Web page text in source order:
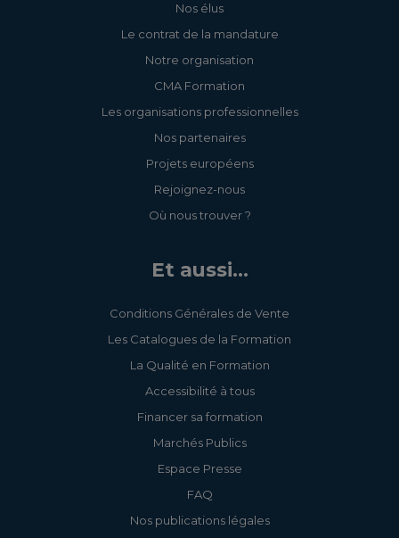
Nos élus
Le contrat de la mandature
Notre organisation
CMA Formation
Les organisations professionnelles
Nos partenaires
Projets européens
Rejoignez-nous
Où nous trouver ?
Et aussi...
Conditions Générales de Vente
Les Catalogues de la Formation
La Qualité en Formation
Accessibilité à tous
Financer sa formation
Marchés Publics
Espace Presse
FAQ
Nos publications légales